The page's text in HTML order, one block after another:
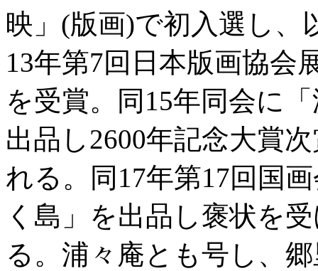
映」(版画)で初入選し、
13年第7回日本版画協会
を受賞。同15年同会に
出品し2600年記念大賞
れる。同17年第17回国
く島」を出品し褒状を
る。浦々庵とも号し、